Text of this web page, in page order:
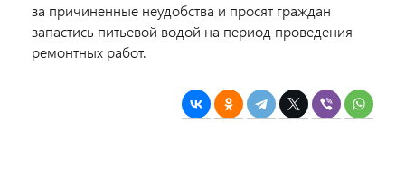
за причиненные неудобства и просят граждан
запастись питьевой водой на период проведения
ремонтных работ.